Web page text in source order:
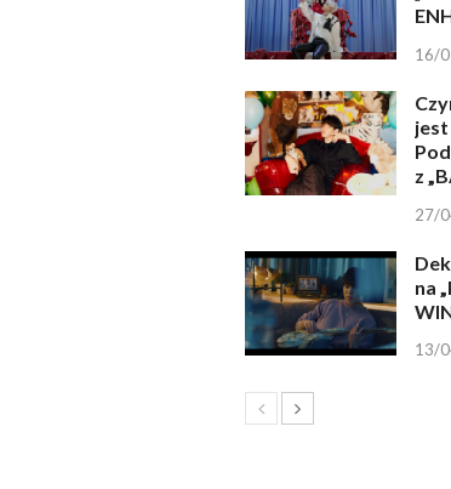
16/
jest
z
27/
na
13/